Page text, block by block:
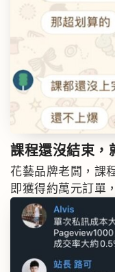
課程還沒結束，
花藝品牌老闆，課
即獲得約萬元訂單